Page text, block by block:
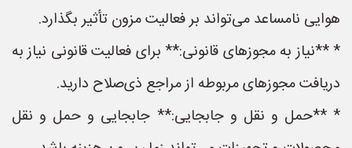
هوایی نامساعد می‌تواند بر فعالیت مزون تأثیر بگذارد.
* **نیاز به مجوزهای قانونی:** برای فعالیت قانونی نیاز به
دریافت مجوزهای مربوطه از مراجع ذی‌صلاح دارید.
* **حمل و نقل و جابجایی:** جابجایی و حمل و نقل